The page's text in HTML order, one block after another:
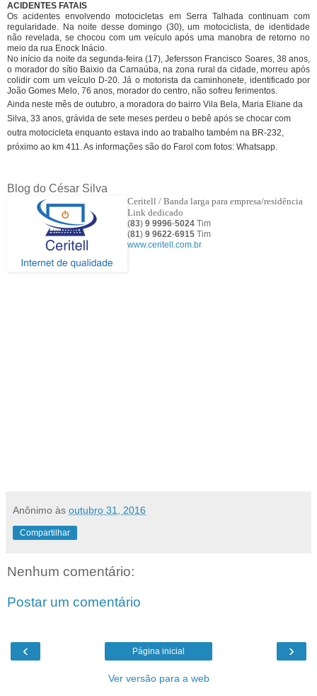
ACIDENTES FATAIS
Os acidentes envolvendo motocicletas em Serra Talhada continuam com
regularidade. Na noite desse domingo (30), um motociclista, de identidade
não revelada, se chocou com um veículo após uma manobra de retorno no
meio da rua Enock Inácio.
No início da noite da segunda-feira (17), Jefersson Francisco Soares, 38 anos,
o morador do sítio Baixio da Carnaúba, na zona rural da cidade, morreu após
colidir com um veículo D-20. Já o motorista da caminhonete, identificado por
João Gomes Melo, 76 anos, morador do centro, não sofreu ferimentos.
Ainda neste mês de outubro, a moradora do bairro Vila Bela, Maria Eliane da
Silva, 33 anos, grávida de sete meses perdeu o bebê após se chocar com
outra motocicleta enquanto estava indo ao trabalho também na BR-232,
próximo ao km 411. As informações são do Farol com fotos: Whatsapp.
Blog do César Silva
Ceritell / Banda larga para empresa/residência
Link dedicado
(83) 9 9996-5024 Tim
(81) 9 9622-6915 Tim
www.ceritell.com.br
Anônimo às outubro 31, 2016
Compartilhar
Nenhum comentário:
Postar um comentário
‹ ›
Página inicial
Ver versão para a web